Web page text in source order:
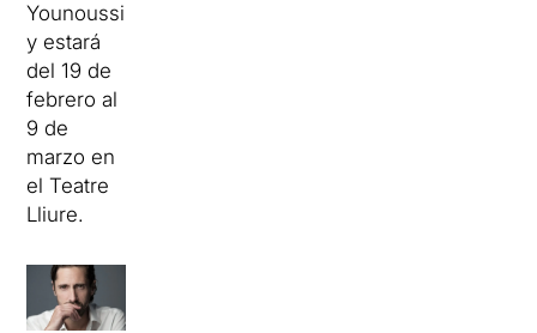
Younoussi
y estará
del 19 de
febrero al
9 de
marzo en
el Teatre
Lliure.